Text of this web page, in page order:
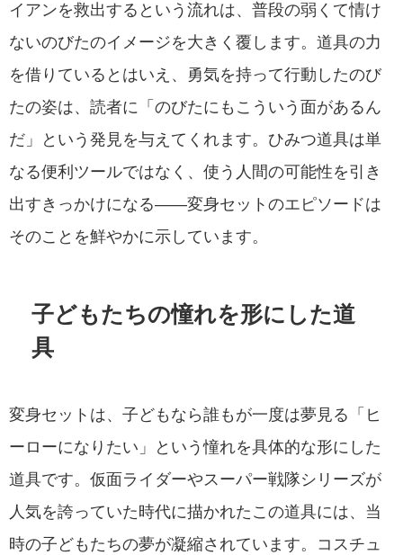
イアンを救出するという流れは、普段の弱くて情け
ないのびたのイメージを大きく覆します。道具の力
を借りているとはいえ、勇気を持って行動したのび
たの姿は、読者に「のびたにもこういう面があるん
だ」という発見を与えてくれます。ひみつ道具は単
なる便利ツールではなく、使う人間の可能性を引き
出すきっかけになる——変身セットのエピソードは
そのことを鮮やかに示しています。
子どもたちの憧れを形にした道
具
変身セットは、子どもなら誰もが一度は夢見る「ヒ
ーローになりたい」という憧れを具体的な形にした
道具です。仮面ライダーやスーパー戦隊シリーズが
人気を誇っていた時代に描かれたこの道具には、当
時の子どもたちの夢が凝縮されています。コスチュ